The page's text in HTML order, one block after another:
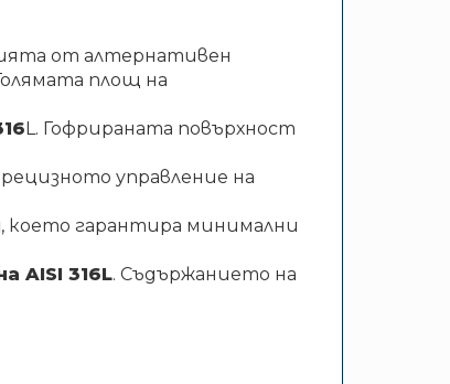
от алтернативен
площ на
L. Гофрираната повърхност
управление на
, което гарантира минимални
AISI 316L. Съдържанието на